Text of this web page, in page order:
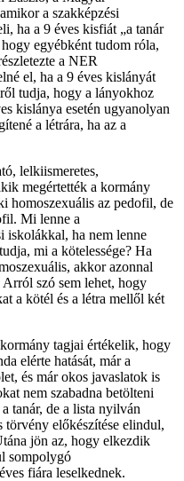
a szakképzési
ha a 9 éves kisfiát „a tanár
egyébként tudom róla,
a NER
el, ha a 9 éves kislányát
tudja, hogy a lányokhoz
kislánya esetén ugyanolyan
a létrára, ha az a
lelkiismeretes,
megértették a kormány
homoszexuális az pedofil, de
Mi lenne a
iskolákkal, ha nem lenne
mi a kötelessége? Ha
akkor azonnal
szó sem lehet, hogy
a kötél és a létra mellől két
tagjai értékelik, hogy
elérte hatását, már a
és már okos javaslatok is
nem szabadna betölteni
tanár, de a lista nyilván
törvény előkészítése elindul,
jön az, hogy elkezdik
sompolygó
fiára leselkednek.